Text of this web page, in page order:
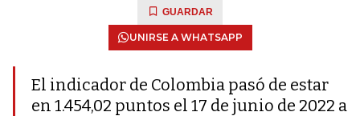
GUARDAR
UNIRSE A WHATSAPP
El indicador de Colombia pasó de estar
en 1.454,02 puntos el 17 de junio de 2022 a